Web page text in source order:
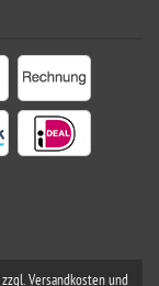
Versandkosten und